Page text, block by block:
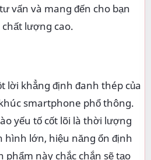
vấn và mang đến cho bạn
lượng cao.
lời khẳng định đanh thép của
smartphone phổ thông.
yếu tố cốt lõi là thời lượng
hình lớn, hiệu năng ổn định
phẩm này chắc chắn sẽ tạo